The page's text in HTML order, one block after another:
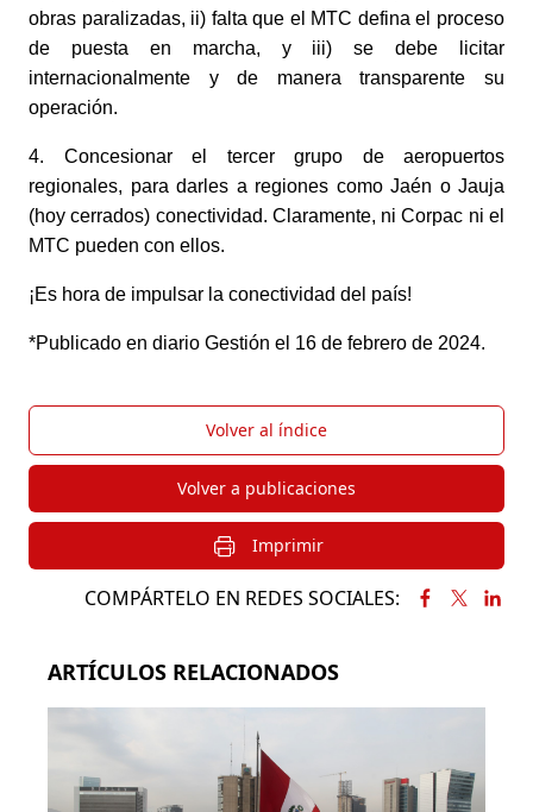
obras paralizadas, ii) falta que el MTC defina el proceso
de puesta en marcha, y iii) se debe licitar
internacionalmente y de manera transparente su
operación.
4. Concesionar el tercer grupo de aeropuertos
regionales, para darles a regiones como Jaén o Jauja
(hoy cerrados) conectividad. Claramente, ni Corpac ni el
MTC pueden con ellos.
¡Es hora de impulsar la conectividad del país!
*Publicado en diario Gestión el 16 de febrero de 2024.
Volver al índice
Volver a publicaciones
Imprimir
COMPÁRTELO EN REDES SOCIALES:
ARTÍCULOS RELACIONADOS